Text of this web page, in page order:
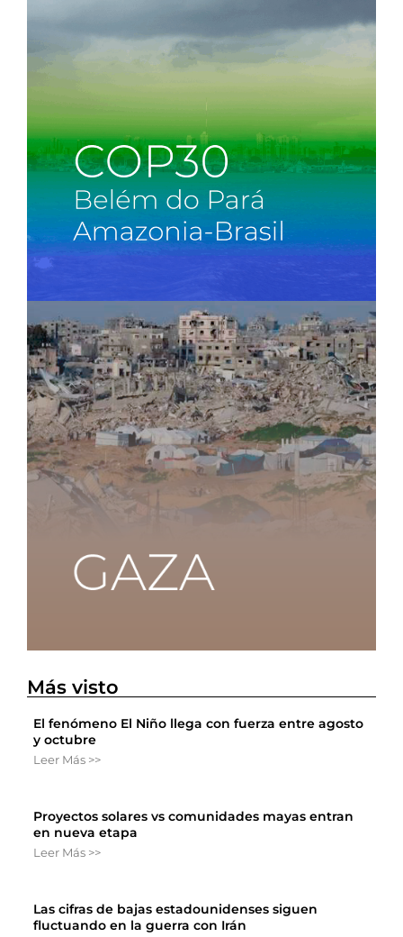
Más visto
El fenómeno El Niño llega con fuerza entre agosto
y octubre
Leer Más >>
Proyectos solares vs comunidades mayas entran
en nueva etapa
Leer Más >>
Las cifras de bajas estadounidenses siguen
fluctuando en la guerra con Irán